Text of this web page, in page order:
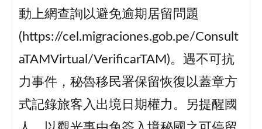
動上網查詢以避免逾期居留問題
(https://cel.migraciones.gob.pe/Consult
aTAMVirtual/VerificarTAM)。遇不可抗
力事件，秘魯移民署保留恢復以蓋章方
式記錄旅客入出境日期權力。另提醒國